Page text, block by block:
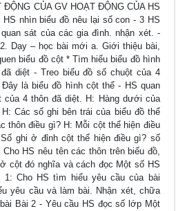
CỦA GV HOẠT ĐỘNG CỦA HS
nhìn biểu đồ nêu lại số con - 3 HS
sát của các gia đình. nhận xét. -
Dạy – học bài mới a. Giới thiệu bài,
biểu đồ cột * Tìm hiểu biểu đồ hình
diệt - Treo biểu đồ số chuột của 4
là biểu đồ hình cột thể - HS quan
của 4 thôn đã diệt. H: Hàng dưới của
Các số ghi bên trái của biểu đồ thể
thôn điều gì? H: Mỗi cột thể hiện điều
ghi ở đỉnh cột thể hiện điều gì? số
HS nêu tên các thôn trên biểu đồ,
cột đó nghĩa và cách đọc Một số HS
Cho HS tìm hiểu yêu cầu của bài
yêu cầu và làm bài. Nhận xét, chữa
Bài 2 - Yêu cầu HS đọc số lớp Một